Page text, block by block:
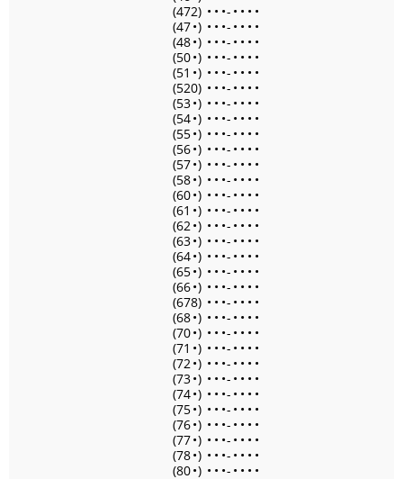
(472) • • •- • • • •
(47•) • • •- • • • •
(48•) • • •- • • • •
(50•) • • •- • • • •
(51 •) • • •- • • • •
(520) • • •- • • • •
(53•) • • •- • • • •
(54•) • • •- • • • •
(55•) • • •- • • • •
(56•) • • •- • • • •
(57•) • • •- • • • •
(58•) • • •- • • • •
(60•) • • •- • • • •
(61 •) • • •- • • • •
(62•) • • •- • • • •
(63•) • • •- • • • •
(64•) • • •- • • • •
(65•) • • •- • • • •
(66•) • • •- • • • •
(678) • • •- • • • •
(68•) • • •- • • • •
(70•) • • •- • • • •
(71 •) • • •- • • • •
(72•) • • •- • • • •
(73•) • • •- • • • •
(74•) • • •- • • • •
(75•) • • •- • • • •
(76•) • • •- • • • •
(77•) • • •- • • • •
(78•) • • •- • • • •
(80•) • • •- • • • •